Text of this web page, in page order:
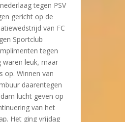
tegen PSV
gericht op de
van FC
Sportclub
tegen
waren leuk, maar
op. Winnen van
daarentegen
lucht geven op
van het
Het ging vrijdag